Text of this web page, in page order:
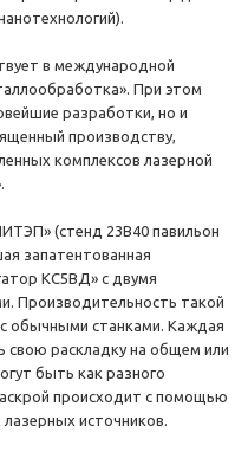
в международной
При этом
разработки, но и
производству,
комплексов лазерной
(стенд 23В40 павильон
запатентованная
КС5ВД» с двумя
Производительность такой
обычными станками. Каждая
свою раскладку на общем или
быть как разного
происходит с помощью
источников.